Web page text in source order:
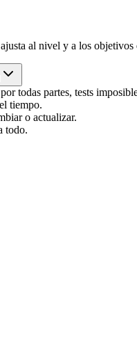
al nivel y a los objetivos
todas partes, tests
tiempo.
o actualizar.
todo.